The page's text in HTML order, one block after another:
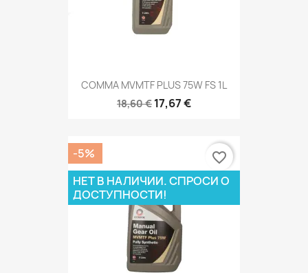
COMMA MVMTF PLUS 75W FS 1L
18,60 € 17,67 €
-5%
НЕТ В НАЛИЧИИ. СПРОСИ О
ДОСТУПНОСТИ!
favorite_border